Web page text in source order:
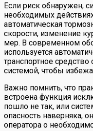
Если риск обнаружен,
необходимых
автоматическая
скорости, изменение
мер. В современном
используется
транспортное
системой, чтобы
Важно помнить, что
встроена функция
пошло не так, или
опасность наверняка,
оператора о